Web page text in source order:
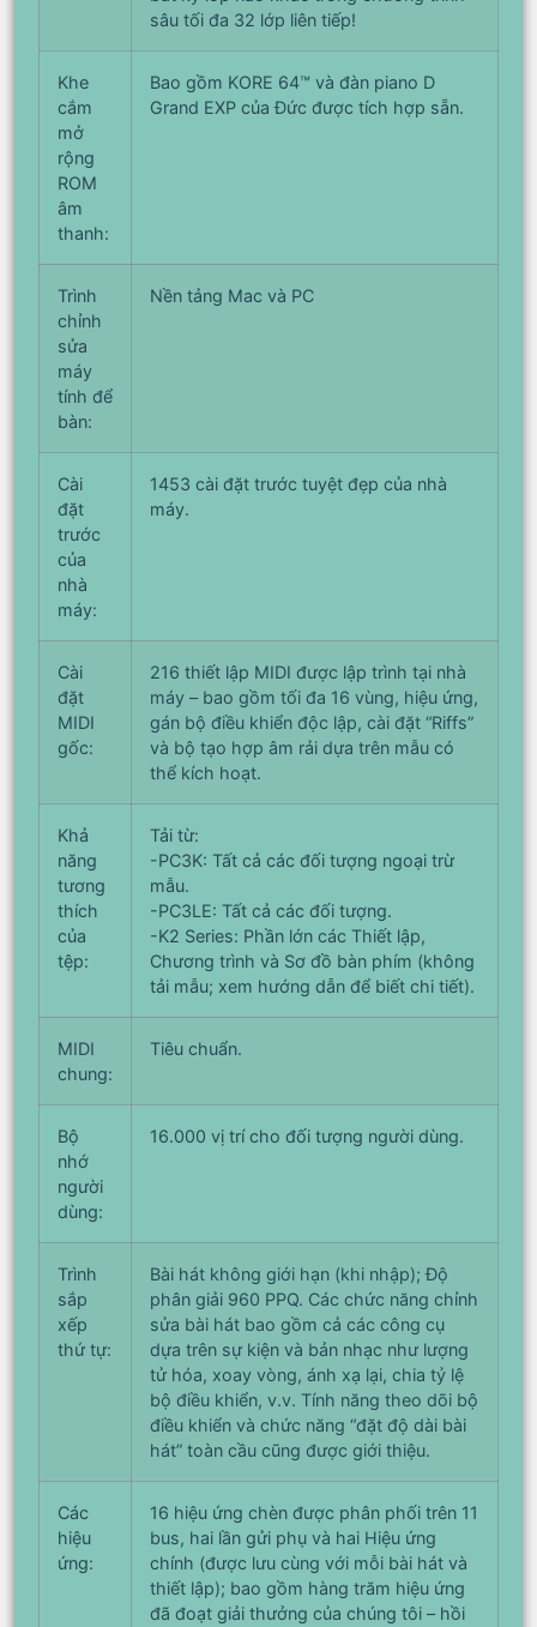
sâu tối đa 32 lớp liên tiếp!
Khe
cắm
mở
rộng
ROM
âm
thanh:
Bao gồm KORE 64™ và đàn piano D
Grand EXP của Đức được tích hợp sẵn.
Trình
chỉnh
sửa
máy
tính để
bàn:
Nền tảng Mac và PC
Cài
đặt
trước
của
nhà
máy:
1453 cài đặt trước tuyệt đẹp của nhà
máy.
Cài
đặt
MIDI
gốc:
216 thiết lập MIDI được lập trình tại nhà
máy – bao gồm tối đa 16 vùng, hiệu ứng,
gán bộ điều khiển độc lập, cài đặt “Riffs”
và bộ tạo hợp âm rải dựa trên mẫu có
thể kích hoạt.
Khả
năng
tương
thích
của
tệp:
Tải từ:
-PC3K: Tất cả các đối tượng ngoại trừ
mẫu.
-PC3LE: Tất cả các đối tượng.
-K2 Series: Phần lớn các Thiết lập,
Chương trình và Sơ đồ bàn phím (không
tải mẫu; xem hướng dẫn để biết chi tiết).
MIDI
chung:
Tiêu chuẩn.
Bộ
nhớ
người
dùng:
16.000 vị trí cho đối tượng người dùng.
Trình
sắp
xếp
thứ tự:
Bài hát không giới hạn (khi nhập); Độ
phân giải 960 PPQ. Các chức năng chỉnh
sửa bài hát bao gồm cả các công cụ
dựa trên sự kiện và bản nhạc như lượng
tử hóa, xoay vòng, ánh xạ lại, chia tỷ lệ
bộ điều khiển, v.v. Tính năng theo dõi bộ
điều khiển và chức năng “đặt độ dài bài
hát” toàn cầu cũng được giới thiệu.
Các
hiệu
ứng:
16 hiệu ứng chèn được phân phối trên 11
bus, hai lần gửi phụ và hai Hiệu ứng
chính (được lưu cùng với mỗi bài hát và
thiết lập); bao gồm hàng trăm hiệu ứng
đã đoạt giải thưởng của chúng tôi – hồi